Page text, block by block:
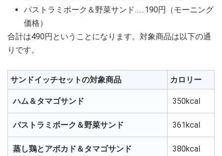
パストラミポーク＆野菜サンド……190円（モーニング
価格）
合計は490円ということになります。対象商品は以下の通
りです。
サンドイッチセットの対象商品 カロリー
ハム＆タマゴサンド 350kcal
パストラミポーク＆野菜サンド 361kcal
蒸し鶏とアボカド＆タマゴサンド 380kcal